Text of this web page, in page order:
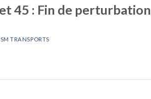
45 : Fin de perturbation
TRANSPORTS